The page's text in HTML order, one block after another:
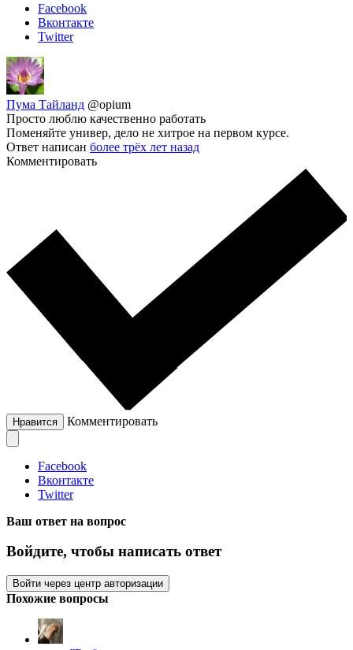
Facebook
Вконтакте
Twitter
Пума Тайланд @opium
Просто люблю качественно работать
Поменяйте универ, дело не хитрое на первом курсе.
Ответ написан более трёх лет назад
Комментировать
Нравится Комментировать
Facebook
Вконтакте
Twitter
Ваш ответ на вопрос
Войдите, чтобы написать ответ
Войти через центр авторизации
Похожие вопросы